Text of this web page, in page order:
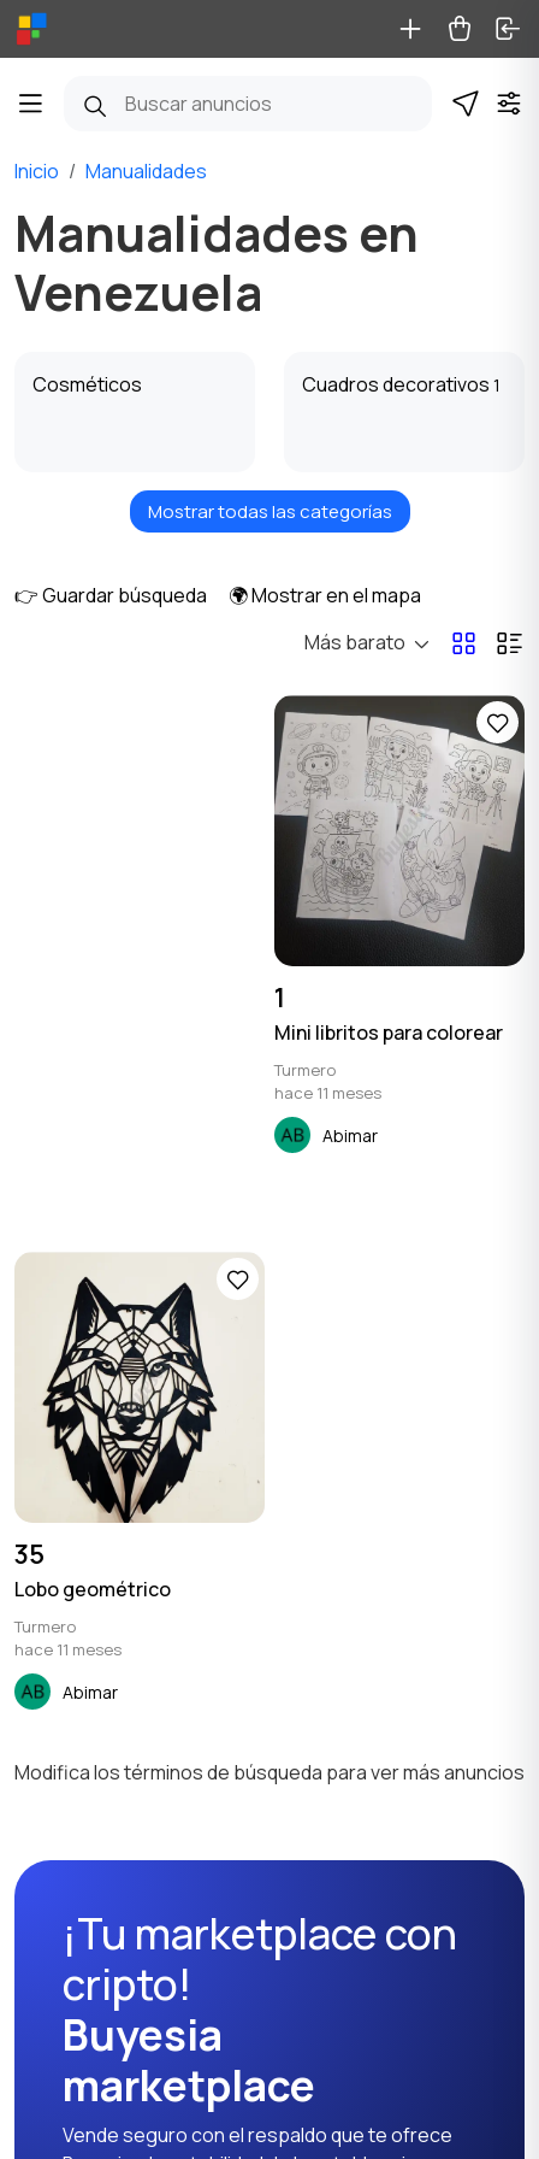
Inicio Manualidades
Manualidades en
Venezuela
Cosméticos Cuadros decorativos 1
Muñecas y juguetes
Decoración de
Material de oficina
Otros
Mostrar todas las categorías
👉 Guardar búsqueda
🌍 Mostrar en el mapa
Más barato
1
Mini libritos para colorear
Turmero
hace 11 meses
Abimar
35
Lobo geométrico
Turmero
hace 11 meses
Abimar
Modifica los términos de búsqueda para ver más anuncios
¡Tu marketplace con
cripto!
Buyesia
marketplace
Vende seguro con el respaldo que te ofrece